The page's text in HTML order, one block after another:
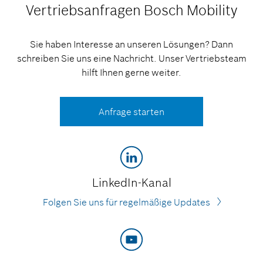
Vertriebsanfragen Bosch Mobility
Sie haben Interesse an unseren Lösungen? Dann
schreiben Sie uns eine Nachricht. Unser Vertriebsteam
hilft Ihnen gerne weiter.
Anfrage starten
LinkedIn-Kanal
Folgen Sie uns für regelmäßige Updates